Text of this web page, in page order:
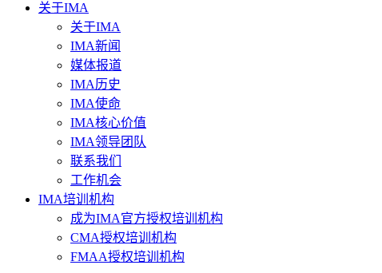
关于IMA
关于IMA
IMA新闻
媒体报道
IMA历史
IMA使命
IMA核心价值
IMA领导团队
联系我们
工作机会
IMA培训机构
成为IMA官方授权培训机构
CMA授权培训机构
FMAA授权培训机构